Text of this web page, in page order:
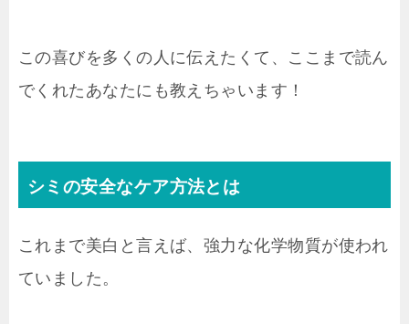
この喜びを多くの人に伝えたくて、ここまで読ん
でくれたあなたにも教えちゃいます！
シミの安全なケア方法とは
これまで美白と言えば、強力な化学物質が使われ
ていました。